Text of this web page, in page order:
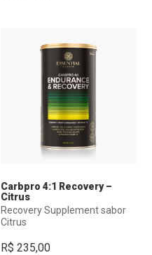
Carbpro 4:1 Recovery –
Citrus
Recovery Supplement sabor
Citrus
R$ 235,00